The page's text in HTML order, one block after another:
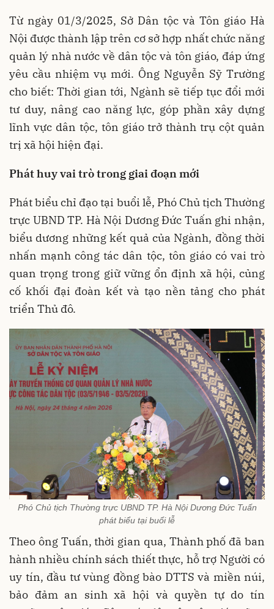
Từ ngày 01/3/2025, Sở Dân tộc và Tôn giáo Hà
Nội được thành lập trên cơ sở hợp nhất chức năng
quản lý nhà nước về dân tộc và tôn giáo, đáp ứng
yêu cầu nhiệm vụ mới. Ông Nguyễn Sỹ Trường
cho biết: Thời gian tới, Ngành sẽ tiếp tục đổi mới
tư duy, nâng cao năng lực, góp phần xây dựng
lĩnh vực dân tộc, tôn giáo trở thành trụ cột quản
trị xã hội hiện đại.
Phát huy vai trò trong giai đoạn mới
Phát biểu chỉ đạo tại buổi lễ, Phó Chủ tịch Thường
trực UBND TP. Hà Nội Dương Đức Tuấn ghi nhận,
biểu dương những kết quả của Ngành, đồng thời
nhấn mạnh công tác dân tộc, tôn giáo có vai trò
quan trọng trong giữ vững ổn định xã hội, củng
cố khối đại đoàn kết và tạo nền tảng cho phát
triển Thủ đô.
Phó Chủ tịch Thường trực UBND TP. Hà Nội Dương Đức Tuấn
phát biểu tại buổi lễ
Theo ông Tuấn, thời gian qua, Thành phố đã ban
hành nhiều chính sách thiết thực, hỗ trợ Người có
uy tín, đầu tư vùng đồng bào DTTS và miền núi,
bảo đảm an sinh xã hội và quyền tự do tín